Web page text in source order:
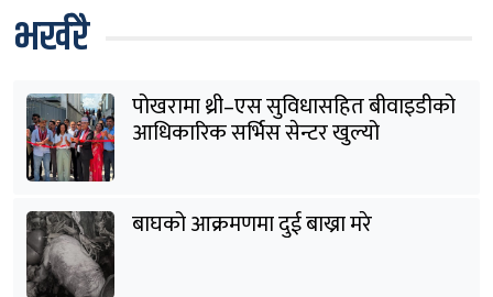
भर्खरै
पोखरामा थ्री–एस सुविधासहित बीवाइडीको
आधिकारिक सर्भिस सेन्टर खुल्यो
बाघको आक्रमणमा दुई बाख्रा मरे